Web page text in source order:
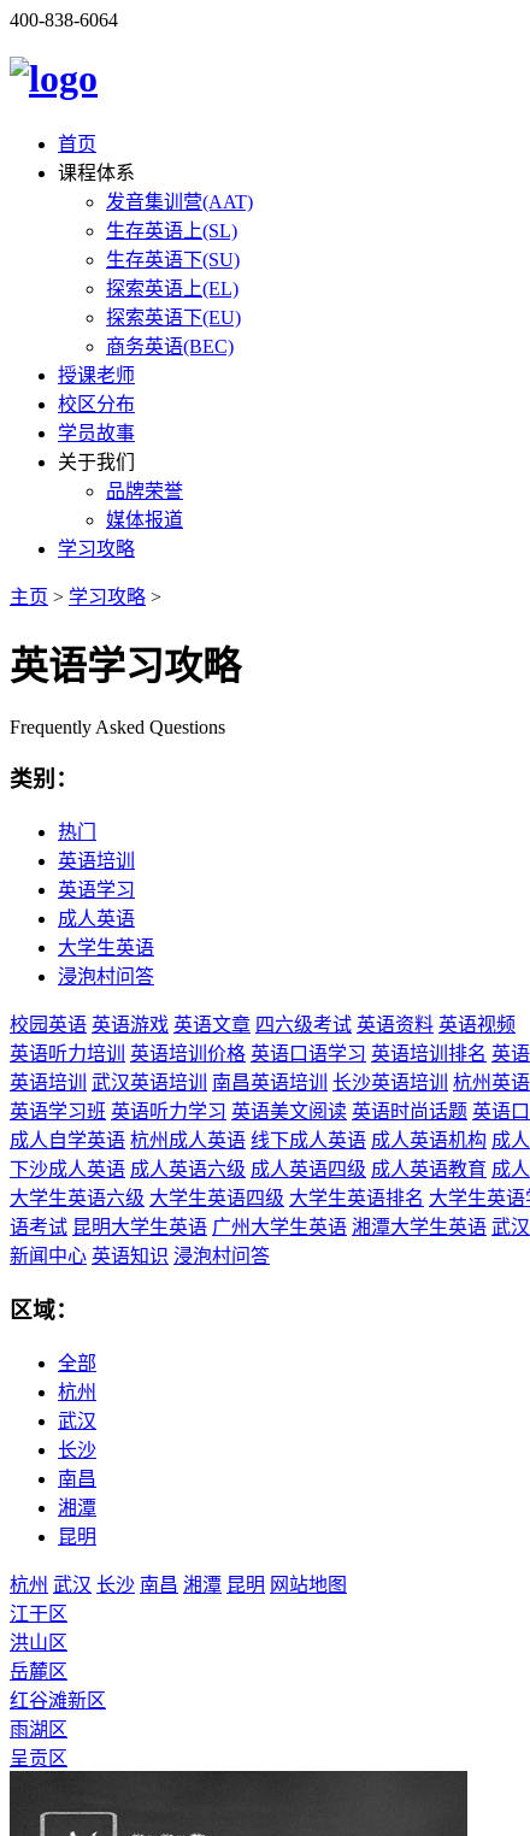
400-838-6064
首页
课程体系
发音集训营(AAT)
生存英语上(SL)
生存英语下(SU)
探索英语上(EL)
探索英语下(EU)
商务英语(BEC)
授课老师
校区分布
学员故事
关于我们
品牌荣誉
媒体报道
学习攻略
主页 > 学习攻略 >
英语学习攻略
Frequently Asked Questions
类别：
热门
英语培训
英语学习
成人英语
大学生英语
浸泡村问答
校园英语 英语游戏 英语文章 四六级考试 英语资料 英语视频
英语听力培训
英语培训价格 英语口语学习 英语培训排名 英
英语培训
武汉英语培训 南昌英语培训 长沙英语培训 杭州英语
英语学习班 英语听力学习 英语美文阅读 英语时尚话题 英语
成人自学英语 杭州成人英语 线下成人英语 成人英语机构 成
下沙成人英语 成人英语六级 成人英语四级 成人英语教育 成
大学生英语六级 大学生英语四级 大学生英语排名 大学生英语
语考试 昆明大学生英语 广州大学生英语 湘潭大学生英语 武
新闻中心 英语知识 浸泡村问答
区域：
全部
杭州
武汉
长沙
南昌
湘潭
昆明
杭州 武汉 长沙 南昌 湘潭 昆明 网站地图
江干区
洪山区
岳麓区
红谷滩新区
雨湖区
呈贡区